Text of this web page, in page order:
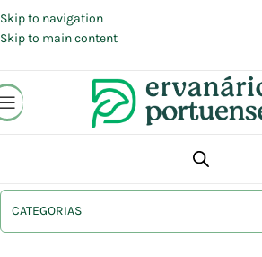
Skip to navigation
Skip to main content
CATEGORIAS